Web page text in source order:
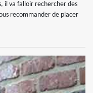
il va falloir rechercher des
recommander de placer